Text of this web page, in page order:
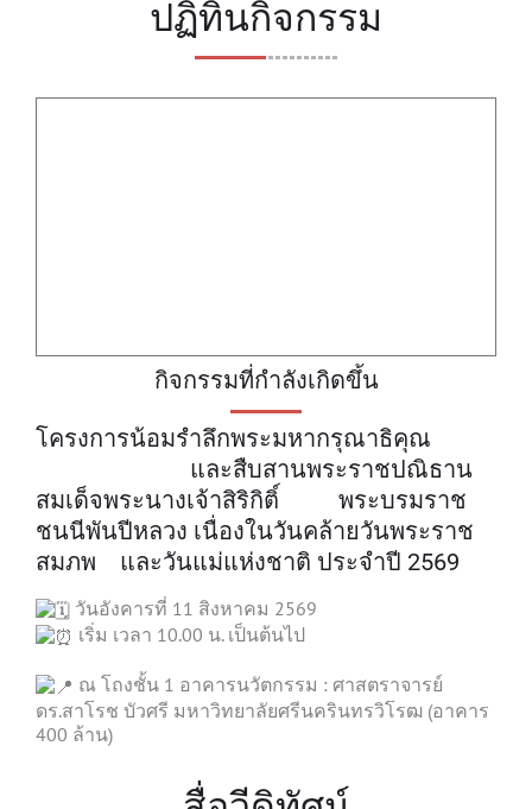
ปฏิทินกิจกรรม
กิจกรรมที่กำลังเกิดขึ้น
โครงการน้อมรำลึกพระมหากรุณาธิคุณ
และสืบสานพระราชปณิธาน
สมเด็จพระนางเจ้าสิริกิติ์ พระบรมราช
ชนนีพันปีหลวง เนื่องในวันคล้ายวันพระราช
สมภพ และวันแม่แห่งชาติ ประจำปี 2569
วันอังคารที่ 11 สิงหาคม 2569
เริ่ม เวลา 10.00 น. เป็นต้นไป
ณ โถงชั้น 1 อาคารนวัตกรรม : ศาสตราจารย์
ดร.สาโรช บัวศรี มหาวิทยาลัยศรีนครินทรวิโรฒ (อาคาร
400 ล้าน)